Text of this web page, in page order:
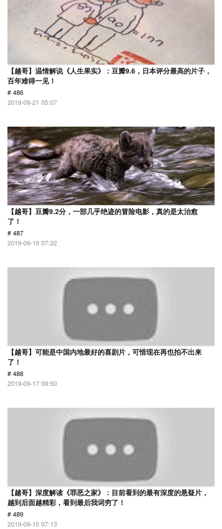
【越哥】温情解说《人生果实》：豆瓣9.6，日本评分最高的片子，
百年难得一见！
# 486
2019-09-21 05:07
【越哥】豆瓣9.2分，一部几乎绝迹的冒险电影，真的是太治愈
了！
# 487
2019-09-19 07:22
【越哥】可能是中国内地最好的喜剧片，可惜现在再也拍不出来
了！
# 488
2019-09-17 09:50
【越哥】深度解读《罪恶之家》：目前看到的最有深度的悬疑片，
越到后面越精彩，看到最后我词穷了！
# 489
2019-09-15 07:13